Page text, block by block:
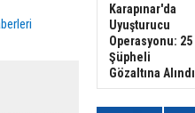
Karapınar'da
Uyuşturucu
Operasyonu: 25
Şüpheli
Gözaltına Alındı